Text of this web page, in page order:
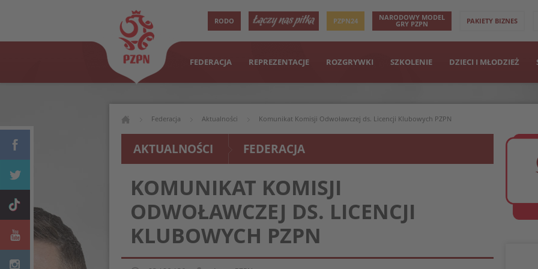
RODO PZPN24 NARODOWY MODEL
GRY PZPN PAKIETY BIZNES
FEDERACJA REPREZENTACJE ROZGRYWKI SZKOLENIE DZIECI I MŁODZIEŻ
Federacja Aktualności Komunikat Komisji Odwoławczej ds. Licencji Klubowych PZPN
AKTUALNOŚCI FEDERACJA
KOMUNIKAT KOMISJI
ODWOŁAWCZEJ DS. LICENCJI
KLUBOWYCH PZPN